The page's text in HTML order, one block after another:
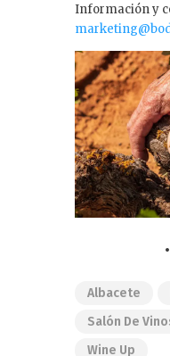
Información y
Albacete
Salón De
Wine Up